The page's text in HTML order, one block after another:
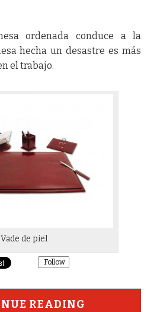
ordenada conduce a la
hecha un desastre es más
el trabajo.
Vade de piel
Follow
READING